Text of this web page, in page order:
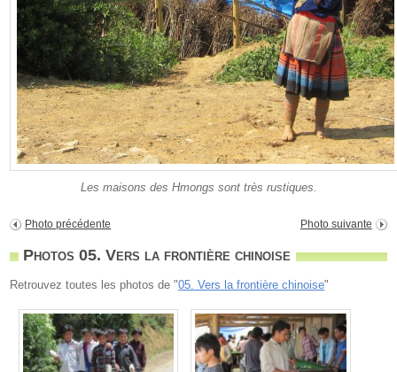
Les maisons des Hmongs sont très rustiques.
Photo précédente Photo suivante
Photos 05. Vers la frontière chinoise
Retrouvez toutes les photos de "05. Vers la frontière chinoise"